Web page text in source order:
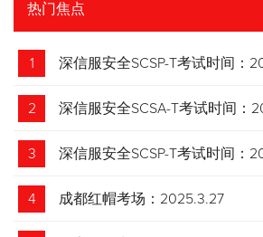
热门焦点
1 深信服安全SCSP-T考试时间：
2 深信服安全SCSA-T考试时间：
3 深信服安全SCSP-T考试时间：
4 成都红帽考场：2025.3.27